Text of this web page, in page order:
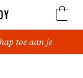
toe aan je